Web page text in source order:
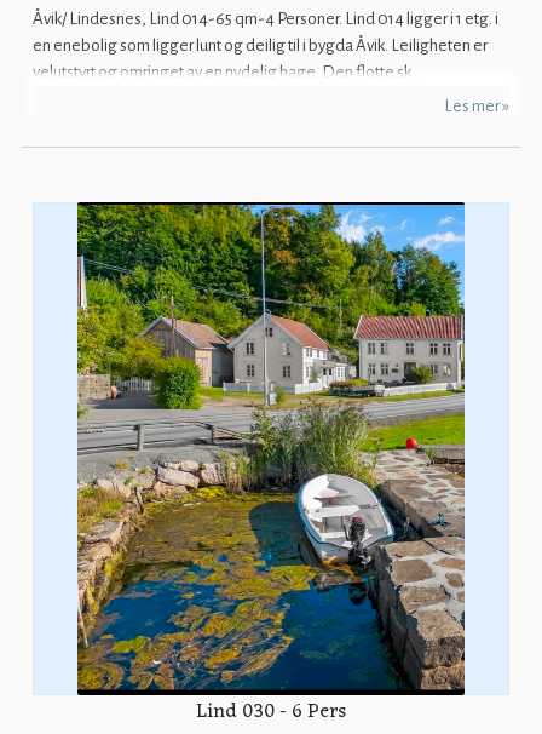
Åvik/ Lindesnes, Lind 014-65 qm-4 Personer. Lind 014 ligger i 1 etg. i
en enebolig som ligger lunt og deilig til i bygda Åvik. Leiligheten er
velutstyrt og omringet av en nydelig hage. Den flotte sk...
Les mer »
Lind 030 - 6 Pers